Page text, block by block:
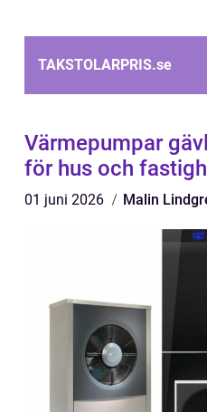
TAKSTOLARPRIS.se
Värmepumpar
för hus och
01 juni 2026 Malin